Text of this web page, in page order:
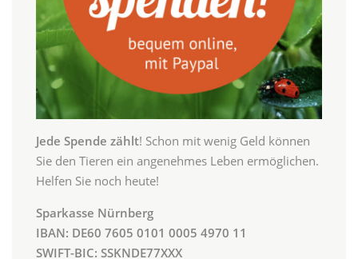
Jede Spende zählt! Schon mit wenig Geld können
Sie den Tieren ein angenehmes Leben ermöglichen.
Helfen Sie noch heute!
Sparkasse Nürnberg
IBAN: DE60 7605 0101 0005 4970 11
SWIFT-BIC: SSKNDE77XXX